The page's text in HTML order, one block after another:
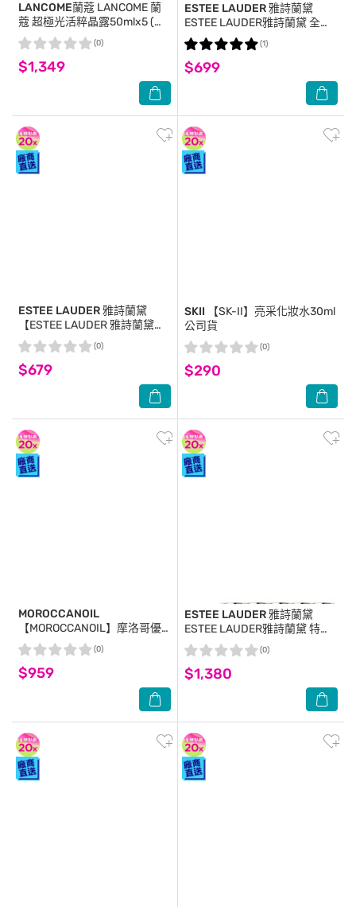
LANCOME蘭蔻 LANCOME 蘭
蔻 超極光活粹晶露50mlx5 (公
司貨)
$1,349
(0)
ESTEE LAUDER 雅詩蘭黛
ESTEE LAUDER雅詩蘭黛 全能
妝前保養組(1組6入)【公司貨】
$699
(1)
ESTEE LAUDER 雅詩蘭黛
【ESTEE LAUDER 雅詩蘭黛】
白金級黑鑽松露逆時眼霜 5ml
公司貨 抗老眼霜
$679
(0)
SKII 【SK-II】亮采化妝水30ml
公司貨
$290
(0)
MOROCCANOIL
【MOROCCANOIL】摩洛哥優
油100ml+優油MINI組 公司貨
$959
(0)
ESTEE LAUDER 雅詩蘭黛
ESTEE LAUDER雅詩蘭黛 特潤
超導全方位修護露(7ml) 10入組
_公司貨
$1,380
(0)